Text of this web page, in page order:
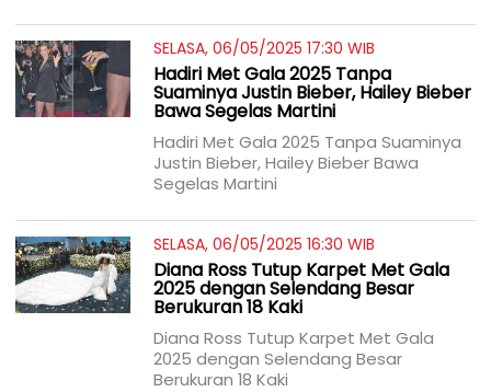
SELASA, 06/05/2025 17:30 WIB
Hadiri Met Gala 2025 Tanpa
Suaminya Justin Bieber, Hailey Bieber
Bawa Segelas Martini
Hadiri Met Gala 2025 Tanpa Suaminya
Justin Bieber, Hailey Bieber Bawa
Segelas Martini
SELASA, 06/05/2025 16:30 WIB
Diana Ross Tutup Karpet Met Gala
2025 dengan Selendang Besar
Berukuran 18 Kaki
Diana Ross Tutup Karpet Met Gala
2025 dengan Selendang Besar
Berukuran 18 Kaki